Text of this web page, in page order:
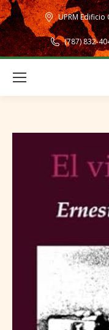
UPRM
(787) 832-